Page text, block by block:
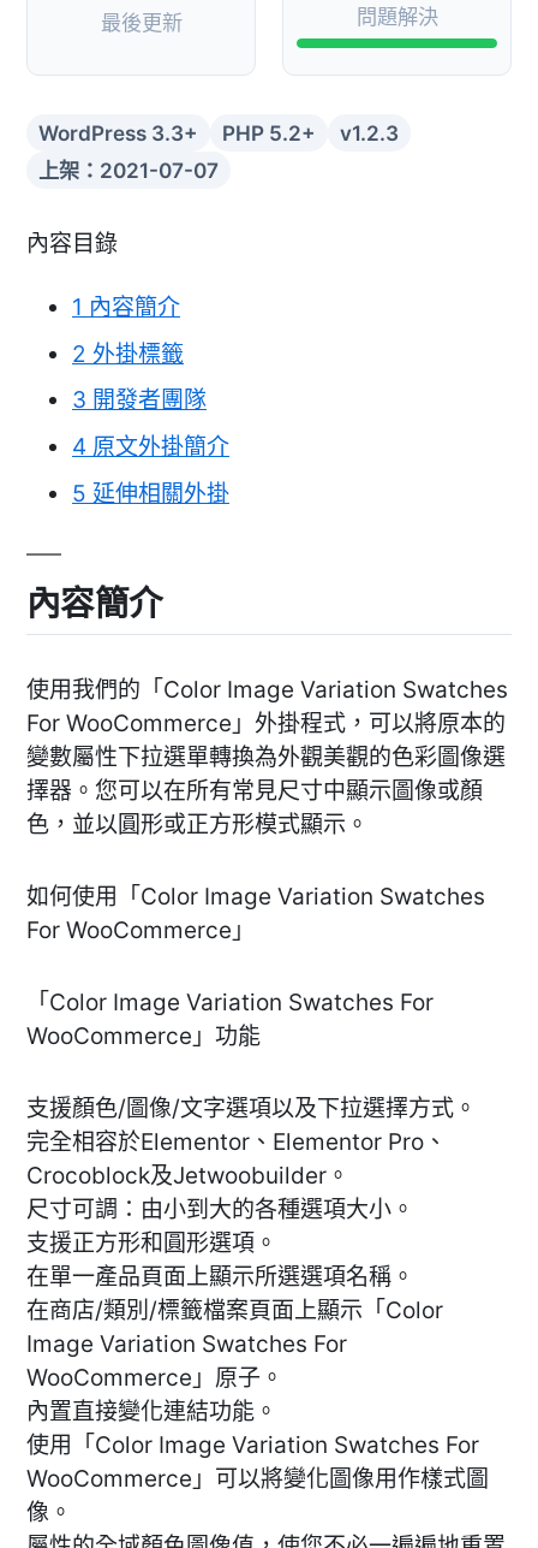
最後更新 問題解決
WordPress 3.3+ PHP 5.2+
v1.2.3
上架：2021-07-07
內容目錄
1 內容簡介
2 外掛標籤
3 開發者團隊
4 原文外掛簡介
5 延伸相關外掛
內容簡介
使用我們的「Color Image Variation Swatches
For WooCommerce」外掛程式，可以將原本的
變數屬性下拉選單轉換為外觀美觀的色彩圖像選
擇器。您可以在所有常見尺寸中顯示圖像或顏
色，並以圓形或正方形模式顯示。
如何使用「Color Image Variation Swatches
For WooCommerce」
「Color Image Variation Swatches For
WooCommerce」功能
支援顏色/圖像/文字選項以及下拉選擇方式。
完全相容於Elementor、Elementor Pro、
Crocoblock及Jetwoobuilder。
尺寸可調：由小到大的各種選項大小。
支援正方形和圓形選項。
在單一產品頁面上顯示所選選項名稱。
在商店/類別/標籤檔案頁面上顯示「Color
Image Variation Swatches For
WooCommerce」原子。
內置直接變化連結功能。
使用「Color Image Variation Swatches For
WooCommerce」可以將變化圖像用作樣式圖
像。